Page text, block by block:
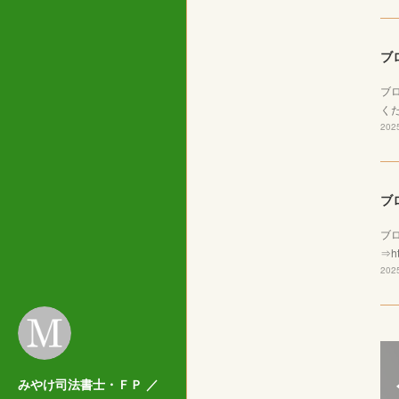
みやけ司法書士・ＦＰ ／
ブ
ブ
く
ブ
ブ